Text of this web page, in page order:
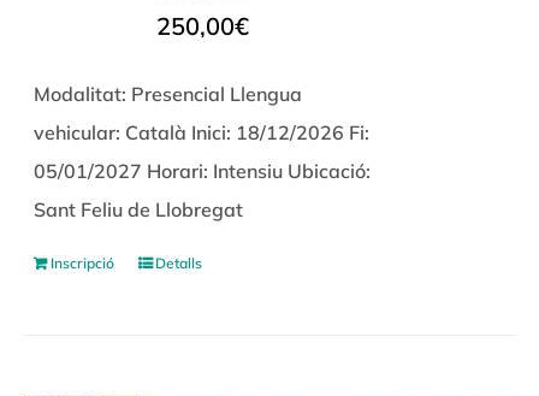
250,00€
Modalitat: Presencial Llengua
vehicular: Català Inici: 18/12/2026 Fi:
05/01/2027 Horari: Intensiu Ubicació:
Sant Feliu de Llobregat
Inscripció Detalls